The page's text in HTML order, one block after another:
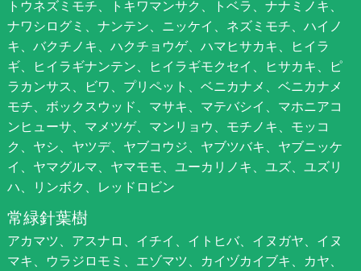
トウネズミモチ、トキワマンサク、トベラ、ナナミノキ、
ナワシログミ、ナンテン、ニッケイ、ネズミモチ、ハイノ
キ、バクチノキ、ハクチョウゲ、ハマヒサカキ、ヒイラ
ギ、ヒイラギナンテン、ヒイラギモクセイ、ヒサカキ、ピ
ラカンサス、ビワ、プリペット、ベニカナメ、ベニカナメ
モチ、ボックスウッド、マサキ、マテバシイ、マホニアコ
ンヒューサ、マメツゲ、マンリョウ、モチノキ、モッコ
ク、ヤシ、ヤツデ、ヤブコウジ、ヤブツバキ、ヤブニッケ
イ、ヤマグルマ、ヤマモモ、ユーカリノキ、ユズ、ユズリ
ハ、リンボク、レッドロビン
常緑針葉樹
アカマツ、アスナロ、イチイ、イトヒバ、イヌガヤ、イヌ
マキ、ウラジロモミ、エゾマツ、カイヅカイブキ、カヤ、